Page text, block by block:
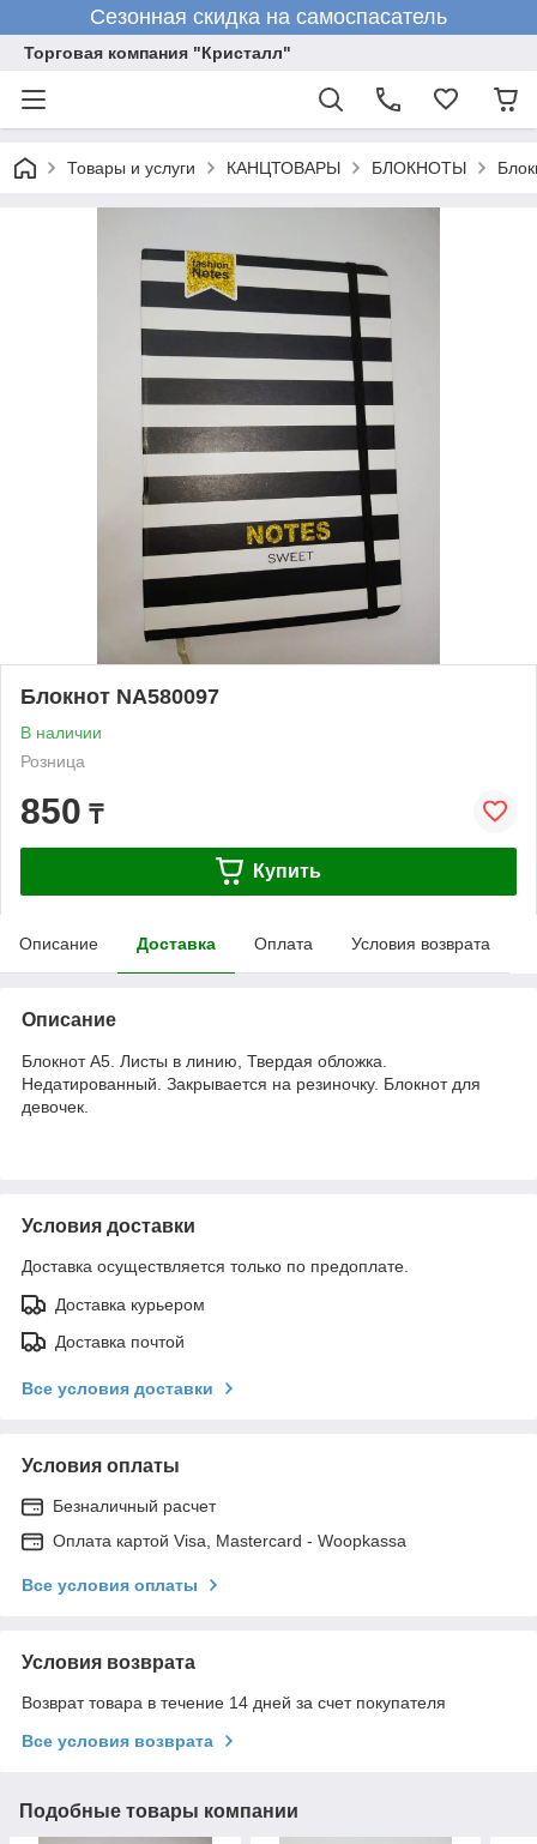
Сезонная скидка на самоспасатель
Торговая компания "Кристалл"
Товары и услуги КАНЦТОВАРЫ БЛОКНОТЫ
Блокнот NA580097
В наличии
Розница
850 ₸
Купить
Описание Доставка Оплата Условия возврата
Описание
Блокнот А5. Листы в линию, Твердая обложка.
Недатированный. Закрывается на резиночку. Блокнот для
девочек.
Условия доставки
Доставка осуществляется только по предоплате.
Доставка курьером
Доставка почтой
Все условия доставки
Условия оплаты
Безналичный расчет
Оплата картой Visa, Mastercard - Woopkassa
Все условия оплаты
Условия возврата
Возврат товара в течение 14 дней за счет покупателя
Все условия возврата
Подобные товары компании